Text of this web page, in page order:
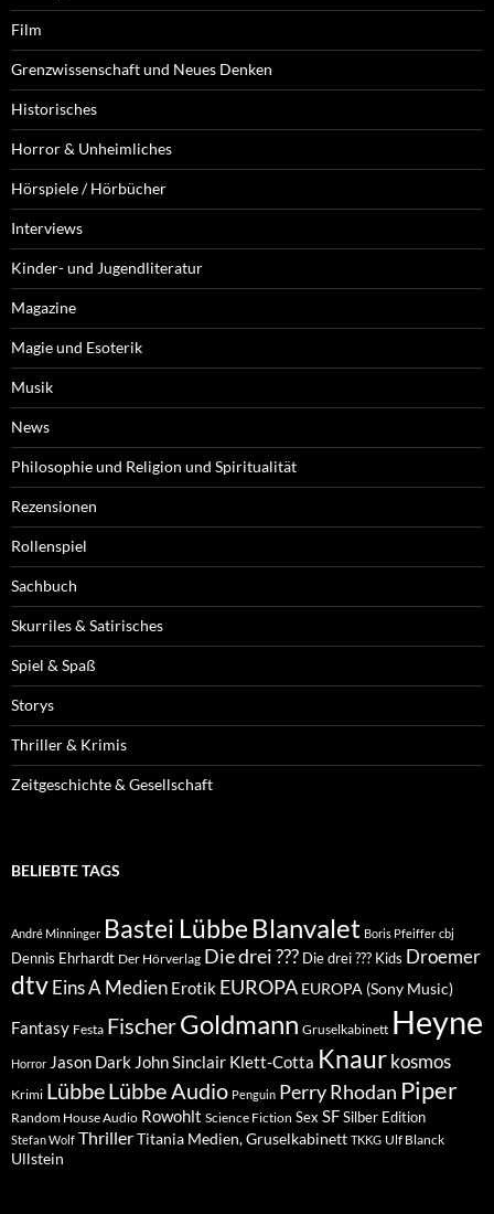
Film
Grenzwissenschaft und Neues Denken
Historisches
Horror & Unheimliches
Hörspiele / Hörbücher
Interviews
Kinder- und Jugendliteratur
Magazine
Magie und Esoterik
Musik
News
Philosophie und Religion und Spiritualität
Rezensionen
Rollenspiel
Sachbuch
Skurriles & Satirisches
Spiel & Spaß
Storys
Thriller & Krimis
Zeitgeschichte & Gesellschaft
BELIEBTE TAGS
André Minninger Bastei Lübbe Blanvalet Boris Pfeiffer cbj
Dennis Ehrhardt Der Hörverlag Die drei ??? Die drei ??? Kids Droemer
dtvEins A Medien Erotik EUROPA EUROPA (Sony Music)
Fantasy Festa FischerGoldmann Gruselkabinett Heyne
Horror Jason Dark John Sinclair Klett-Cotta Knaur kosmos
Krimi LübbeLübbe Audio Penguin Perry Rhodan Piper
Random House Audio Rowohlt Science Fiction Sex SFSilber Edition
Stefan Wolf ThrillerTitania Medien, Gruselkabinett TKKG Ulf Blanck
Ullstein